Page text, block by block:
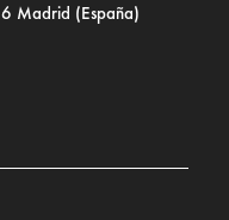
Madrid (España)